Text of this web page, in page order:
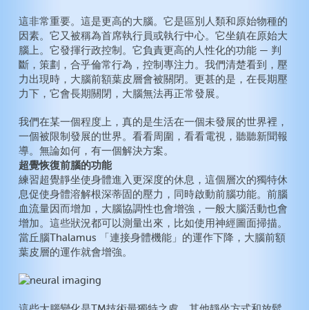
這非常重要。這是更高的大腦。它是區別人類和原始物種的
因素。它又被稱為首席執行員或執行中心。它坐鎮在原始大
腦上。它發揮行政控制。它負責更高的人性化的功能 — 判
斷，策劃，合乎倫常行為，控制專注力。我們清楚看到，壓
力出現時，大腦前額葉皮層會被關閉。更甚的是，在長期壓
力下，它會長期關閉，大腦無法再正常發展。
我們在某一個程度上，真的是生活在一個未發展的世界裡，
一個被限制發展的世界。看看周圍，看看電視，聽聽新聞報
導。無論如何，有一個解決方案。
超覺恢復前腦的功能
練習超覺靜坐使身體進入更深度的休息，這個層次的獨特休
息促使身體溶解根深蒂固的壓力，同時啟動前腦功能。前腦
血流量因而增加，大腦協調性也會增強，一般大腦活動也會
增加。這些狀況都可以測量出來，比如使用神經圖面掃描。
當丘腦Thalamus 「連接身體機能」的運作下降，大腦前額
葉皮層的運作就會增強。